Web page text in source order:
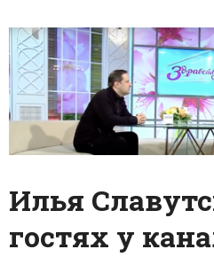
Илья
гостях у